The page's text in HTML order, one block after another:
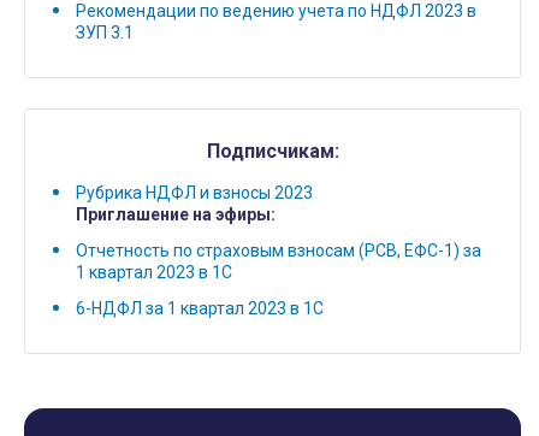
Рекомендации по ведению учета по НДФЛ 2023 в
ЗУП 3.1
Подписчикам:
Рубрика НДФЛ и взносы 2023
Приглашение на эфиры:
Отчетность по страховым взносам (РСВ, ЕФС-1) за
1 квартал 2023 в 1С
6-НДФЛ за 1 квартал 2023 в 1С